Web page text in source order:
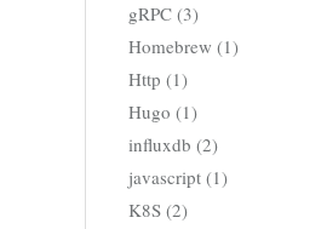
gRPC (3)
Homebrew (1)
Http (1)
Hugo (1)
influxdb (2)
javascript (1)
K8S (2)